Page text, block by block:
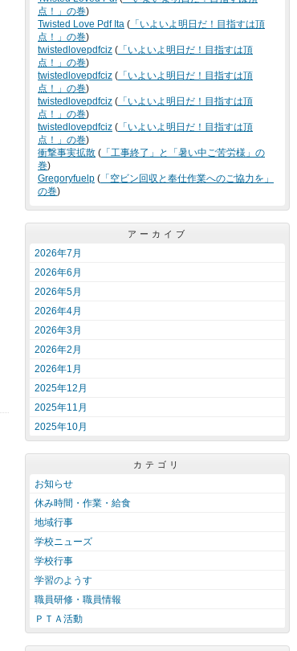
点！」の巻)
Twisted Love Pdf Ita ( 「いよいよ明日だ！目指すは頂
点！」の巻)
twistedlovepdfciz ( 「いよいよ明日だ！目指すは頂
点！」の巻)
twistedlovepdfciz ( 「いよいよ明日だ！目指すは頂
点！」の巻)
twistedlovepdfciz ( 「いよいよ明日だ！目指すは頂
点！」の巻)
twistedlovepdfciz ( 「いよいよ明日だ！目指すは頂
点！」の巻)
衝撃事実拡散 ( 「工事終了」と「暑い中ご苦労様」の
巻)
Gregoryfuelp ( 「空ビン回収と奉仕作業へのご協力を」
の巻)
アーカイブ
2026年7月
2026年6月
2026年5月
2026年4月
2026年3月
2026年2月
2026年1月
2025年12月
2025年11月
2025年10月
カテゴリ
お知らせ
休み時間・作業・給食
地域行事
学校ニューズ
学校行事
学習のようす
職員研修・職員情報
ＰＴＡ活動